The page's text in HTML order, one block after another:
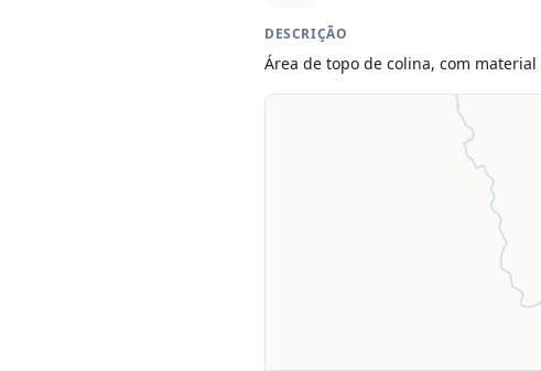
DESCRIÇÃO
Área de topo de colina, com